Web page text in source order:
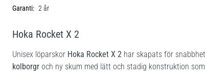
Garanti: 2 år
Hoka Rocket X 2
Unisex löparskor Hoka Rocket X 2 har skapats för
kolborgr och ny skum med lätt och stadig konstruktion